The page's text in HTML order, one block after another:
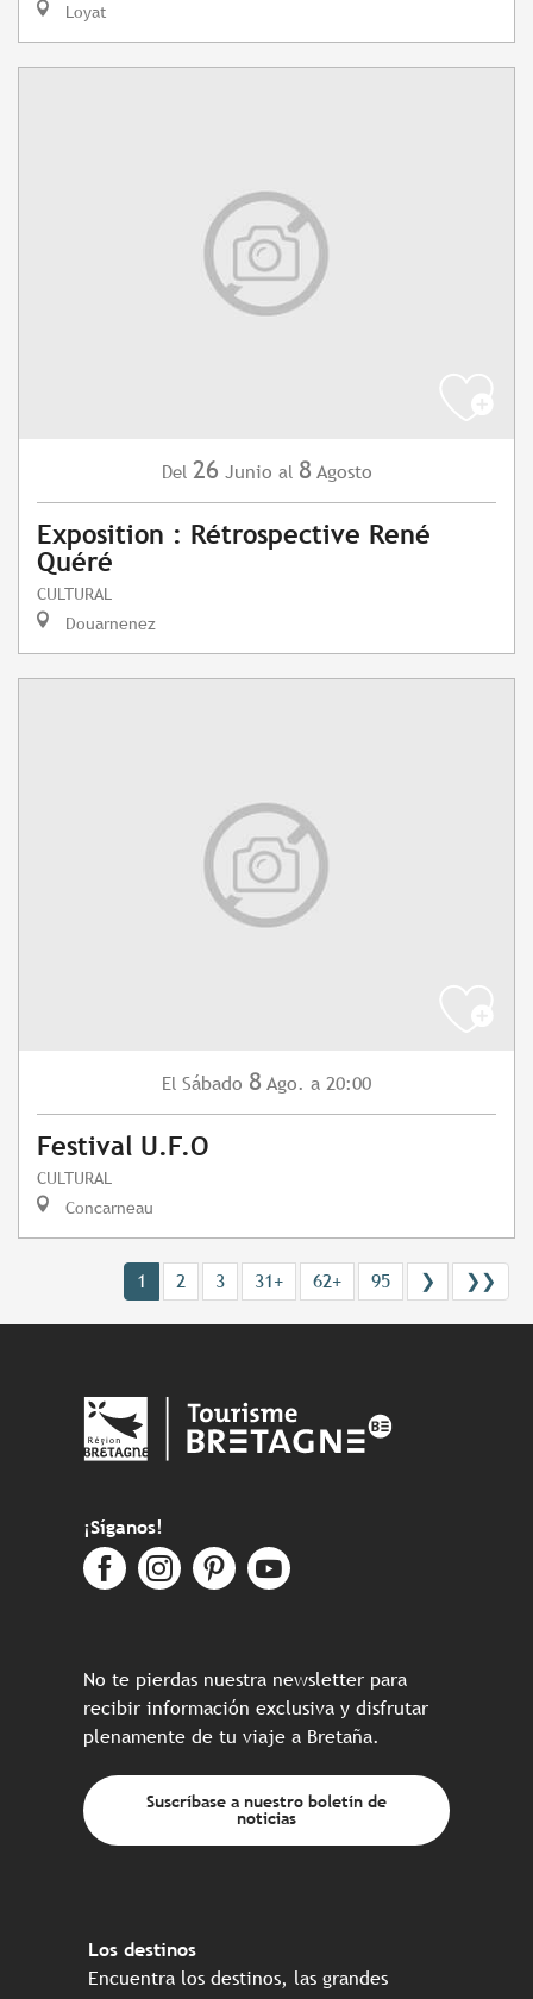
Loyat
Del 26 Junio al 8 Agosto
Exposition : Rétrospective René
Quéré
CULTURAL
Douarnenez
El Sábado 8 Ago. a 20:00
Festival U.F.O
CULTURAL
Concarneau
1 2 3 31+ 62+ 95 ❯ ❯❯
¡Síganos!
No te pierdas nuestra newsletter para
recibir información exclusiva y disfrutar
plenamente de tu viaje a Bretaña.
Suscríbase a nuestro boletín de
noticias
Los destinos
Encuentra los destinos, las grandes